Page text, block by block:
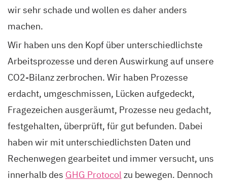
wir sehr schade und wollen es daher anders
machen.
Wir haben uns den Kopf über unterschiedlichste
Arbeitsprozesse und deren Auswirkung auf unsere
CO2-Bilanz zerbrochen. Wir haben Prozesse
erdacht, umgeschmissen, Lücken aufgedeckt,
Fragezeichen ausgeräumt, Prozesse neu gedacht,
festgehalten, überprüft, für gut befunden. Dabei
haben wir mit unterschiedlichsten Daten und
Rechenwegen gearbeitet und immer versucht, uns
innerhalb des GHG Protocol zu bewegen. Dennoch